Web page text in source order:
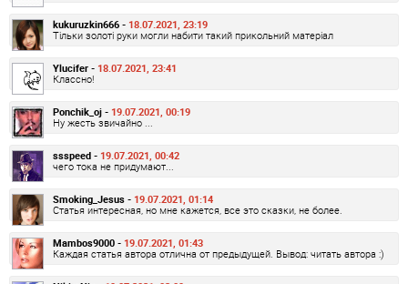
kukuruzkin666 - 18.07.2021, 23:19
Тільки золоті руки могли набити такий прикольний матеріал
Ylucifer - 18.07.2021, 23:41
Классно!
Ponchik_oj - 19.07.2021, 00:19
Ну жесть звичайно ...
ssspeed - 19.07.2021, 00:42
чего тока не придумают...
Smoking_Jesus - 19.07.2021, 01:14
Статья интересная, но мне кажется, все это сказки, не более.
Mambos9000 - 19.07.2021, 01:43
Каждая статья автора отлична от предыдущей. Вывод: читать автора :)